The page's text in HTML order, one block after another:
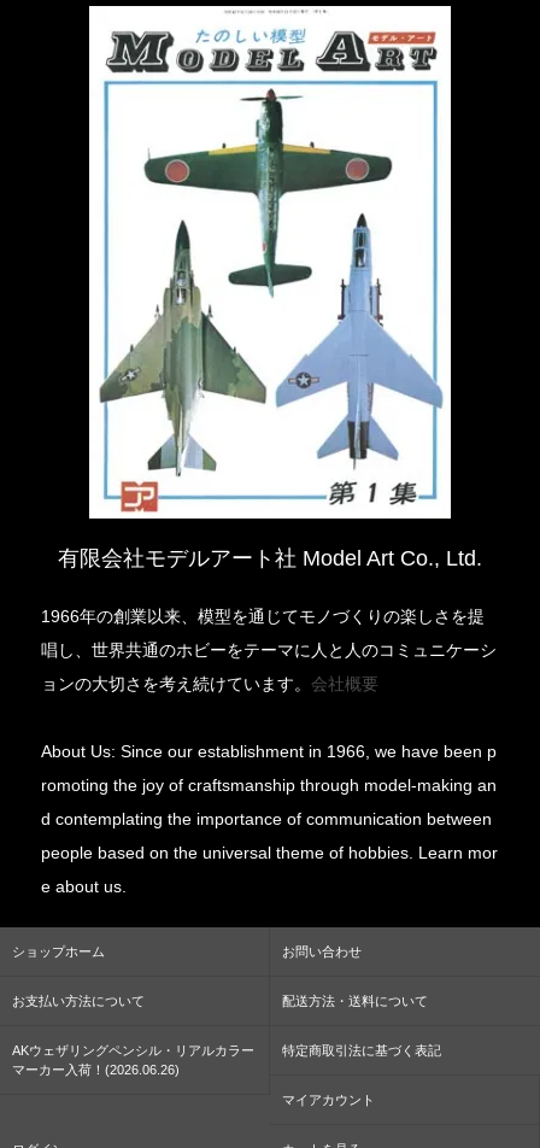
有限会社モデルアート社 Model Art Co., Ltd.
1966年の創業以来、模型を通じてモノづくりの楽しさを提
唱し、世界共通のホビーをテーマに人と人のコミュニケーシ
ョンの大切さを考え続けています。会社概要
About Us: Since our establishment in 1966, we have been p
romoting the joy of craftsmanship through model-making an
d contemplating the importance of communication between
people based on the universal theme of hobbies. Learn mor
e about us.
ショップホーム お問い合わせ
お支払い方法について 配送方法・送料について
AKウェザリングペンシル・リアルカラー
マーカー入荷！(2026.06.26)
特定商取引法に基づく表記
マイアカウント